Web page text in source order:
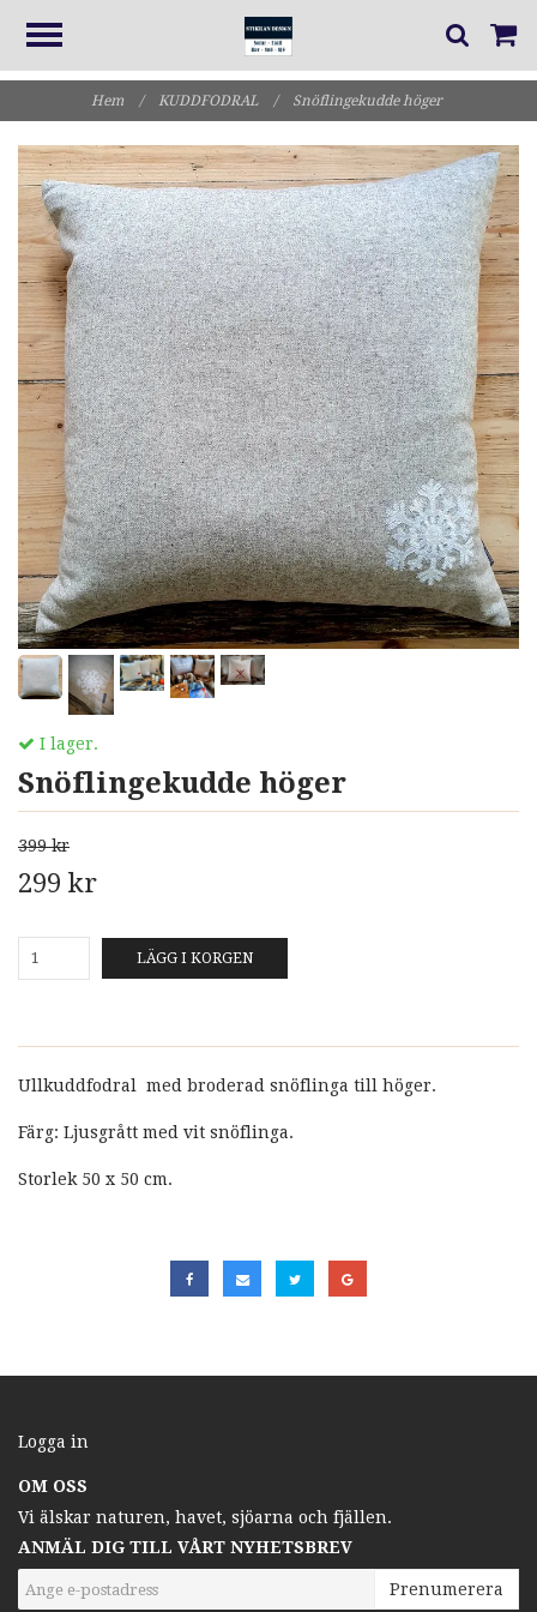
Hem / KUDDFODRAL / Snöflingekudde höger
I lager.
Snöflingekudde höger
399 kr
299 kr
LÄGG I KORGEN
Ullkuddfodral med broderad snöflinga till höger.
Färg: Ljusgrått med vit snöflinga.
Storlek 50 x 50 cm.
Logga in
OM OSS
Vi älskar naturen, havet, sjöarna och fjällen.
ANMÄL DIG TILL VÅRT NYHETSBREV
Prenumerera